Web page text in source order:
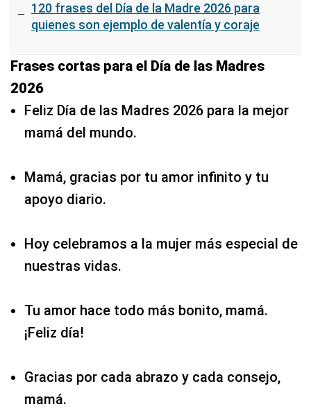
120 frases del Día de la Madre 2026 para
quienes son ejemplo de valentía y coraje
Frases cortas para el Día de las Madres
2026
Feliz Día de las Madres 2026 para la mejor
mamá del mundo.
Mamá, gracias por tu amor infinito y tu
apoyo diario.
Hoy celebramos a la mujer más especial de
nuestras vidas.
Tu amor hace todo más bonito, mamá.
¡Feliz día!
Gracias por cada abrazo y cada consejo,
mamá.